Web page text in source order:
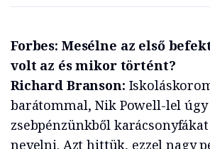
Forbes: Mesélne az első
volt az és mikor történt?
Richard Branson:
barátommal, Nik Powell-lel
zsebpénzünkből
nevelni. Azt hittük, ezzel nagy